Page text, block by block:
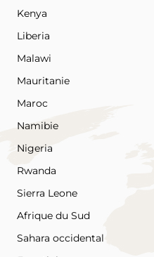
Kenya
Liberia
Malawi
Mauritanie
Maroc
Namibie
Nigeria
Rwanda
Sierra Leone
Afrique du Sud
Sahara occidental